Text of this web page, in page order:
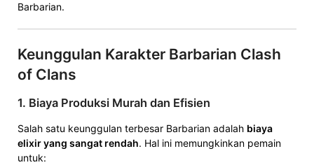
Barbarian.
Keunggulan Karakter Barbarian Clash
of Clans
1. Biaya Produksi Murah dan Efisien
Salah satu keunggulan terbesar Barbarian adalah biaya
elixir yang sangat rendah. Hal ini memungkinkan pemain
untuk: